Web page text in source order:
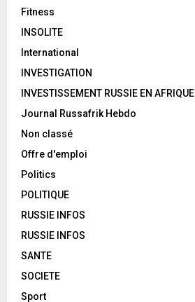
Fitness
INSOLITE
International
INVESTIGATION
INVESTISSEMENT RUSSIE EN AFRIQUE
Journal Russafrik Hebdo
Non classé
Offre d'emploi
Politics
POLITIQUE
RUSSIE INFOS
RUSSIE INFOS
SANTE
SOCIETE
Sport